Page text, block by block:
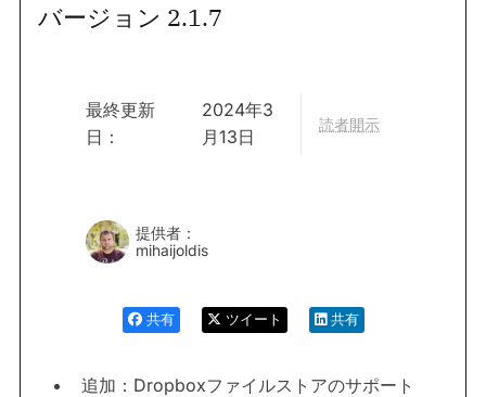
バージョン 2.1.7
最終更新
日：
2024年3
月13日
読者開示
提供者：
mihaijoldis
共有 ツイート 共有
追加：Dropboxファイルストアのサポート